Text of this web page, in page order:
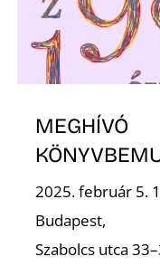
MEGHÍVÓ
2025. február 5.
Budapest,
Szabolcs utca